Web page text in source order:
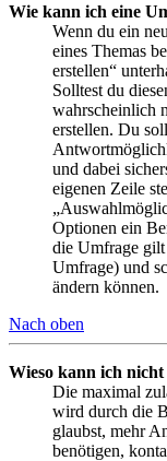
Wie kann ich eine
Wenn du ein
eines Themas
erstellen“
Solltest du
wahrscheinlich
erstellen. Du
und dabei
eigenen Zeile
Optionen ein
die Umfrage gilt
Umfrage) und
ändern können.
Nach oben
Wieso kann ich
Die maximal
wird durch die
glaubst, mehr
benötigen,